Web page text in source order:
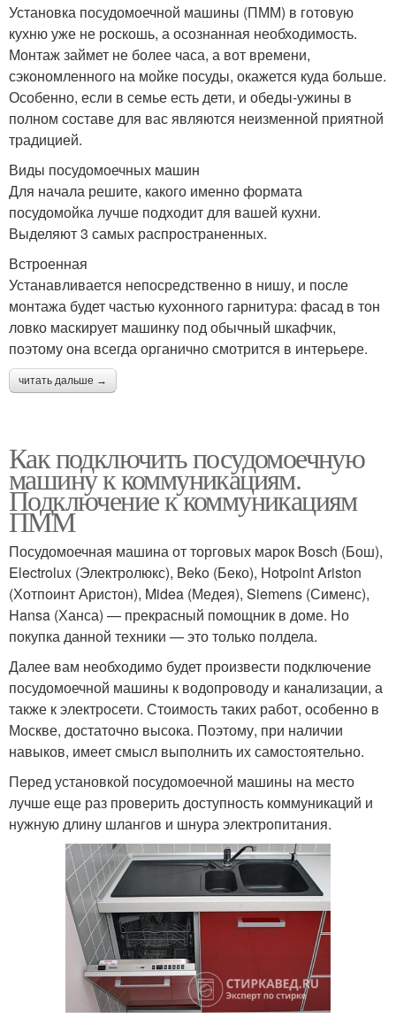
Установка посудомоечной машины (ПММ) в готовую
кухню уже не роскошь, а осознанная необходимость.
Монтаж займет не более часа, а вот времени,
сэкономленного на мойке посуды, окажется куда больше.
Особенно, если в семье есть дети, и обеды-ужины в
полном составе для вас являются неизменной приятной
традицией.
Виды посудомоечных машин
Для начала решите, какого именно формата
посудомойка лучше подходит для вашей кухни.
Выделяют 3 самых распространенных.
Встроенная
Устанавливается непосредственно в нишу, и после
монтажа будет частью кухонного гарнитура: фасад в тон
ловко маскирует машинку под обычный шкафчик,
поэтому она всегда органично смотрится в интерьере.
читать дальше →
Как подключить посудомоечную
машину к коммуникациям.
Подключение к коммуникациям
ПММ
Посудомоечная машина от торговых марок Bosch (Бош),
Electrolux (Электролюкс), Beko (Беко), Hotpoint Ariston
(Хотпоинт Аристон), Midea (Медея), Siemens (Сименс),
Hansa (Ханса) — прекрасный помощник в доме. Но
покупка данной техники — это только полдела.
Далее вам необходимо будет произвести подключение
посудомоечной машины к водопроводу и канализации, а
также к электросети. Стоимость таких работ, особенно в
Москве, достаточно высока. Поэтому, при наличии
навыков, имеет смысл выполнить их самостоятельно.
Перед установкой посудомоечной машины на место
лучше еще раз проверить доступность коммуникаций и
нужную длину шлангов и шнура электропитания.